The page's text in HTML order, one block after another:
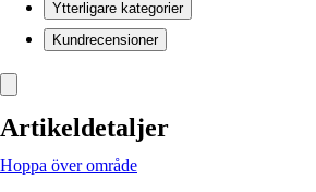
Ytterligare kategorier
Kundrecensioner
Artikeldetaljer
Hoppa över område